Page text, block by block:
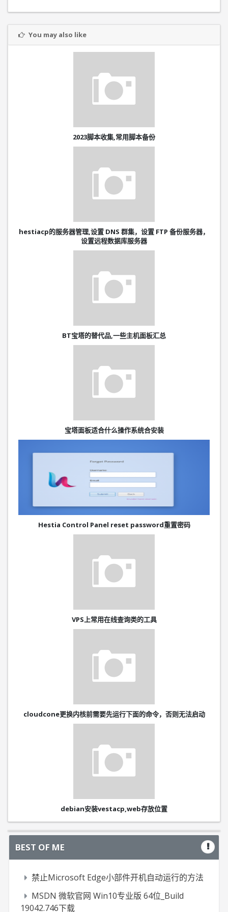
You may also like
2023脚本收集,常用脚本备份
hestiacp的服务器管理,设置 DNS 群集，设置 FTP 备份服务器，
设置远程数据库服务器
BT宝塔的替代品,一些主机面板汇总
宝塔面板适合什么操作系统合安装
Hestia Control Panel reset password重置密码
VPS上常用在线查询类的工具
cloudcone更换内核前需要先运行下面的命令，否则无法启动
debian安装vestacp,web存放位置
BEST OF ME
禁止Microsoft Edge小部件开机自动运行的方法
MSDN 微软官网 Win10专业版 64位_Build
19042.746下载